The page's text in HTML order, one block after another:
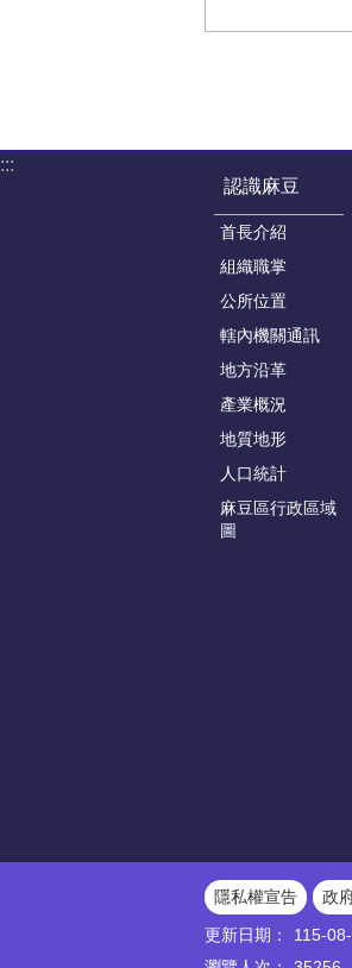
:::
認識麻豆
首長介紹
組織職掌
公所位置
轄內機關通訊
地方沿革
產業概況
地質地形
人口統計
麻豆區行政區域
圖
隱私權宣告
政
更新日期：
115-